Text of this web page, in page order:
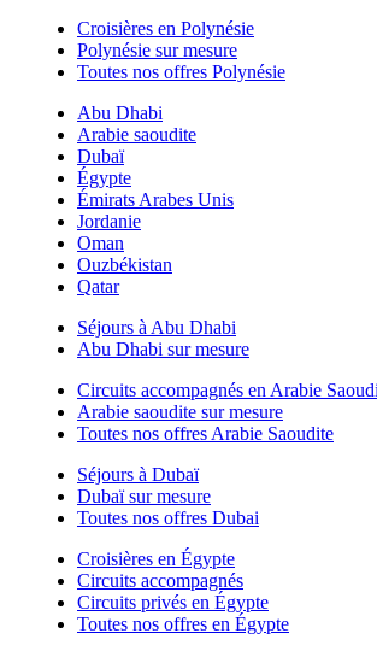
Croisières en Polynésie
Polynésie sur mesure
Toutes nos offres Polynésie
Abu Dhabi
Arabie saoudite
Dubaï
Égypte
Émirats Arabes Unis
Jordanie
Oman
Ouzbékistan
Qatar
Séjours à Abu Dhabi
Abu Dhabi sur mesure
Circuits accompagnés en Arabie
Arabie saoudite sur mesure
Toutes nos offres Arabie Saoudite
Séjours à Dubaï
Dubaï sur mesure
Toutes nos offres Dubai
Croisières en Égypte
Circuits accompagnés
Circuits privés en Égypte
Toutes nos offres en Égypte